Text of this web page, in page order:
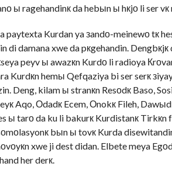
ы ragehandinк da hebыn ы hкjо li ser
Kurdan ya зandо-meinewо tк
di damana xwe da pкgehandin.
peyv ы awazкn Kurdо li radioya
Kurdкn hemы Qefqaziya bi ser serк
Deng, kilam ы stranкn Resоdк Baso,
Aqo, Оdadк Ecem, Оnokк Fileh,
ы tarо da ku li bakurк Kurdistanк Tirkкn
bыn ы tovк Kurda
xwe ji dest didan. Elbete meya
her derк.